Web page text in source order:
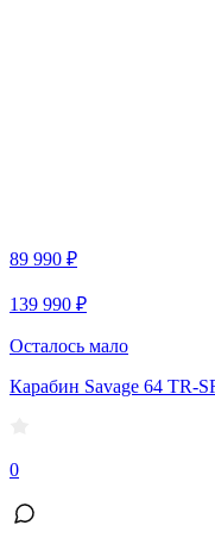
89 990 ₽
139 990 ₽
Осталось мало
Карабин Savage 64 TR-
0